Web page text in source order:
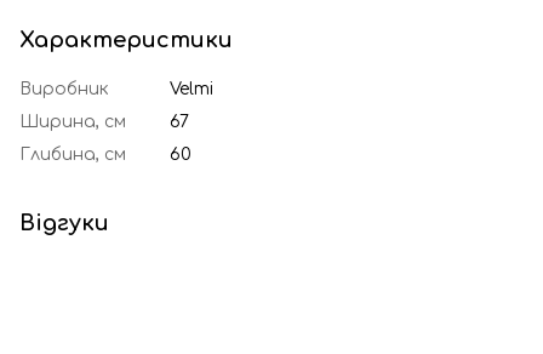
Характеристики
Виробник
Velmi
Ширина, см
67
Глибина, см
60
Відгуки